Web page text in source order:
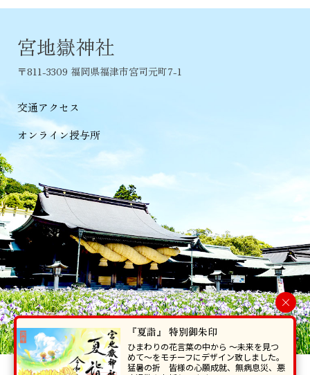
宮地嶽神社
〒811-3309 福岡県福津市宮司元町7-1
交通アクセス
オンライン授与所
当ホームページで掲載の写真・イラスト等を無断で転写･複製することを
×
『夏詣』 特別御朱印
ひまわりの花言葉の中から 〜未来を見つ
めて〜をモチーフにデザイン致しました。
猛暑の折 皆様の心願成就、無病息災、悪